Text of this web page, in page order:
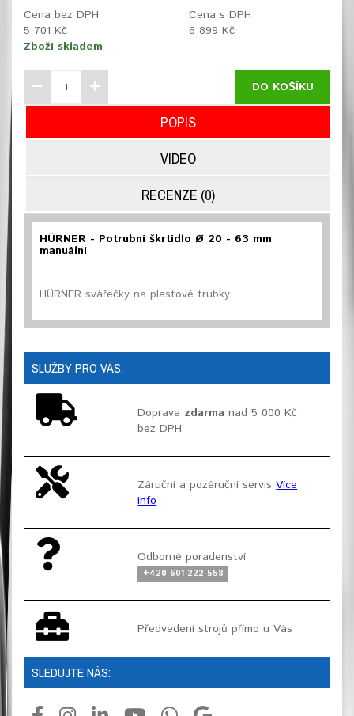
Cena bez DPH
5 701 Kč
Cena s DPH
6 899 Kč
Zboží skladem
DO KOŠÍKU
POPIS
VIDEO
RECENZE (0)
HÜRNER - Potrubní škrtidlo Ø 20 - 63 mm
manuální
HÜRNER svářečky na plastové trubky
SLUŽBY PRO VÁS:
Doprava zdarma nad 5 000 Kč
bez DPH
Záruční a pozáruční servisVíce
info
Odborné poradenství
+420 601 222 558
Předvedení strojů přímo u Vás
SLEDUJTE NÁS: